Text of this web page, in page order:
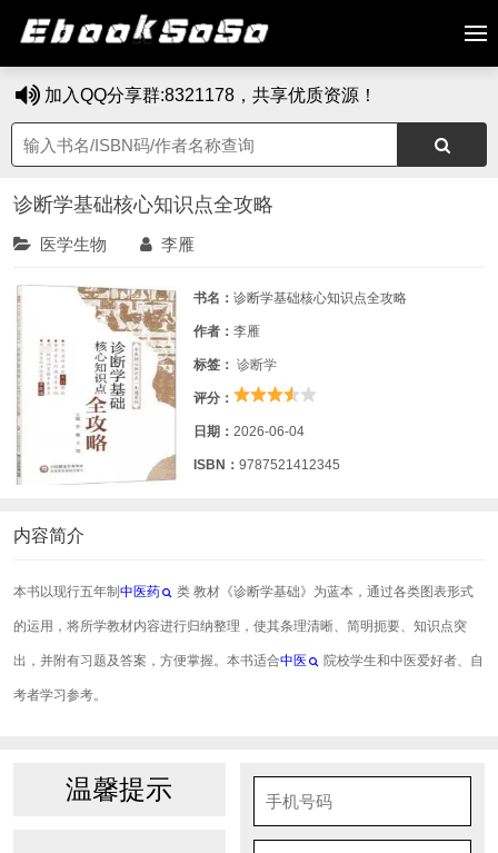
加入QQ分享群:8321178，共享优质资源！
诊断学基础核心知识点全攻略
医学生物 李雁
书名： 诊断学基础核心知识点全攻略
作者： 李雁
标签： 诊断学
评分：
日期： 2026-06-04
ISBN： 9787521412345
内容简介
本书以现行五年制 中医药 类 教材《诊断学基础》为蓝本，通过各类图表形式
的运用，将所学教材内容进行归纳整理，使其条理清晰、简明扼要、知识点突
出，并附有习题及答案，方便掌握。本书适合中医 院校学生和中医爱好者、自
考者学习参考。
温馨提示